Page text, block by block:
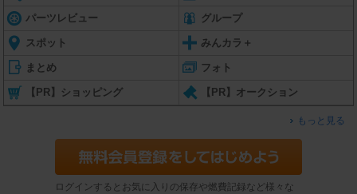
パーツレビュー グループ
スポット みんカラ＋
まとめ フォト
【PR】ショッピング 【PR】オークション
もっと見る
ログインするとお気に入りの保存や燃費記録など様々な